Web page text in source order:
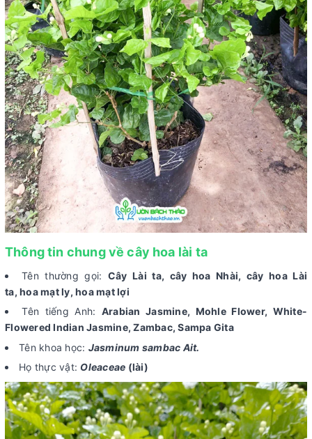
Thông tin chung về cây hoa lài ta
Tên thường gọi: Cây Lài ta, cây hoa Nhài, cây hoa Lài
ta, hoa mạt ly, hoa mạt lợi
Tên tiếng Anh: Arabian Jasmine, Mohle Flower, White-
Flowered Indian Jasmine, Zambac, Sampa Gita
Tên khoa học: Jasminum sambac Ait.
Họ thực vật: Oleaceae (lài)